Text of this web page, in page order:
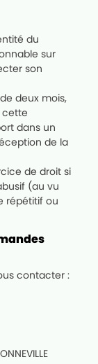
du
sur
son
deux mois,
cette
dans un
de la
de droit si
(au vu
répétitif ou
contacter :